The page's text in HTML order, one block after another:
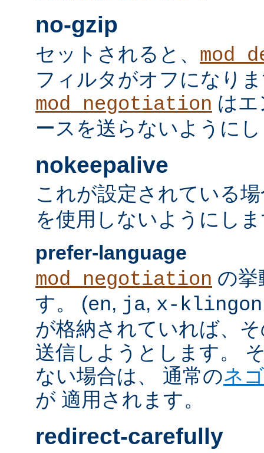
no-gzip
セットされると、
フィルタがオフになり
mod_negotiation は
ースを送らないように
nokeepalive
これが設定されている
を使用しないようにし
prefer-language
mod_negotiation の挙
す。 (en, ja, x-klingon
が格納されていれば、
送信しようとします。
ない場合は、 通常のネ
が 適用されます。
redirect-carefully